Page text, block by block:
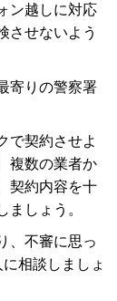
ン越しに対応
させないよう
寄りの警察署
で契約させよ
複数の業者か
契約内容を十
しょう。
、不審に思っ
相談しましょ